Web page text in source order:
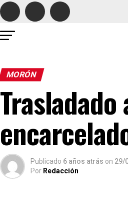
MORÓN
Publicado 6 años atrás on 29/
Por Redacción